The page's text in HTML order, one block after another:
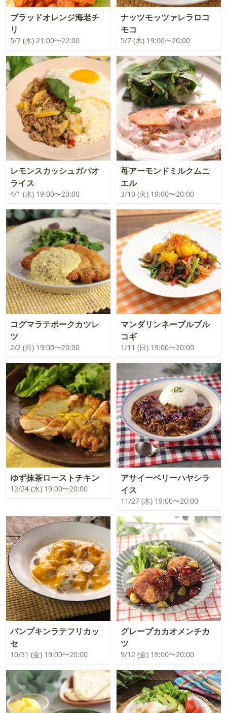
ブラッドオレンジ海老チ
リ
5/7 (木) 21:00〜22:00
ナッツモッツァレラロコ
モコ
5/7 (木) 19:00〜20:00
レモンスカッシュガパオ
ライス
4/1 (水) 19:00〜20:00
苺アーモンドミルクムニ
エル
3/10 (火) 19:00〜20:00
コグマラテポークカツレ
ツ
2/2 (月) 19:00〜20:00
マンダリンネーブルプル
コギ
1/11 (日) 19:00〜20:00
ゆず抹茶ローストチキン
12/24 (水) 19:00〜20:00
アサイーベリーハヤシラ
イス
11/27 (木) 19:00〜20:00
パンプキンラテフリカッ
セ
10/31 (金) 19:00〜20:00
グレープカカオメンチカ
ツ
9/12 (金) 19:00〜20:00